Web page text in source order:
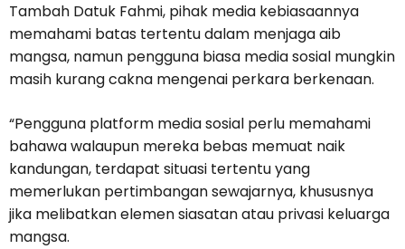
Tambah Datuk Fahmi, pihak media kebiasaannya
memahami batas tertentu dalam menjaga aib
mangsa, namun pengguna biasa media sosial mungkin
masih kurang cakna mengenai perkara berkenaan.
“Pengguna platform media sosial perlu memahami
bahawa walaupun mereka bebas memuat naik
kandungan, terdapat situasi tertentu yang
memerlukan pertimbangan sewajarnya, khususnya
jika melibatkan elemen siasatan atau privasi keluarga
mangsa.